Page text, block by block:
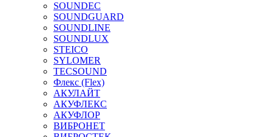
SOUNDEC
SOUNDGUARD
SOUNDLINE
SOUNDLUX
STEICO
SYLOMER
TECSOUND
Флекс (Flex)
АКУЛАЙТ
АКУФЛЕКС
АКУФЛОР
ВИБРОНЕТ